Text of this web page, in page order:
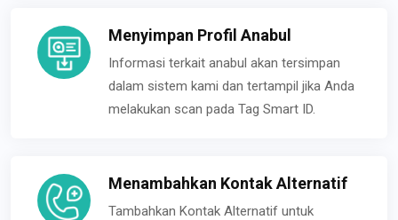
Menyimpan Profil Anabul
Informasi terkait anabul akan tersimpan
dalam sistem kami dan tertampil jika Anda
melakukan scan pada Tag Smart ID.
Menambahkan Kontak Alternatif
Tambahkan Kontak Alternatif untuk